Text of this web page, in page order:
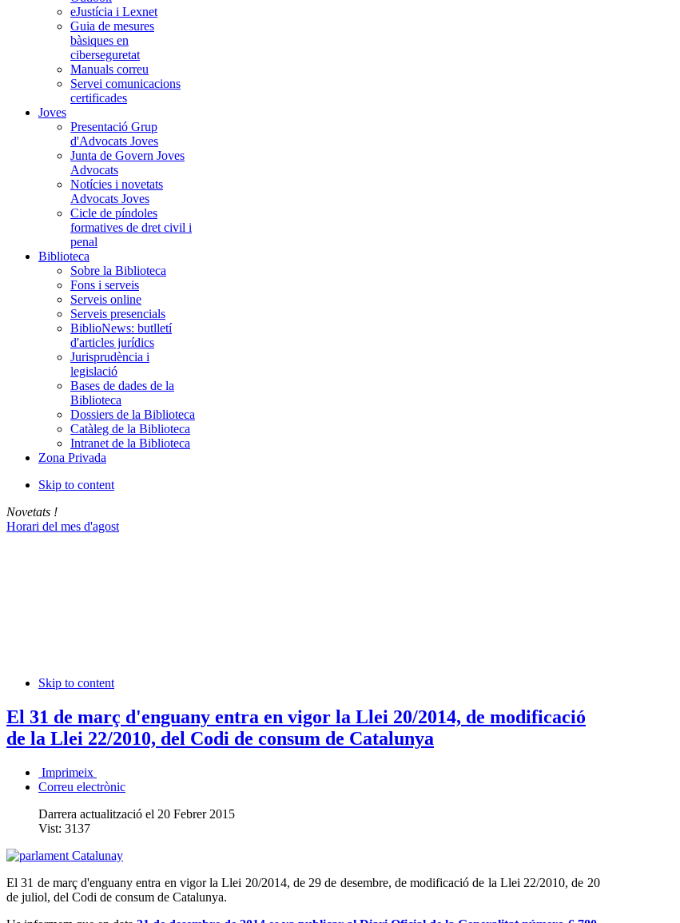
eJustícia i Lexnet
Guia de mesures
bàsiques en
ciberseguretat
Manuals correu
Servei comunicacions
certificades
Joves
Presentació Grup
d'Advocats Joves
Junta de Govern Joves
Advocats
Notícies i novetats
Advocats Joves
Cicle de píndoles
formatives de dret civil i
penal
Biblioteca
Sobre la Biblioteca
Fons i serveis
Serveis online
Serveis presencials
BiblioNews: butlletí
d'articles jurídics
Jurisprudència i
legislació
Bases de dades de la
Biblioteca
Dossiers de la Biblioteca
Catàleg de la Biblioteca
Intranet de la Biblioteca
Zona Privada
Skip to content
Novetats !
Horari del mes d'agost
Skip to content
El 31 de març d'enguany entra en vigor la Llei 20/2014, de modificació
de la Llei 22/2010, del Codi de consum de Catalunya
Imprimeix
Correu electrònic
Darrera actualització el 20 Febrer 2015
Vist: 3137
El 31 de març d'enguany entra en vigor la Llei 20/2014, de 29 de desembre, de modificació de la Llei 22/2010, de 20
de juliol, del Codi de consum de Catalunya.